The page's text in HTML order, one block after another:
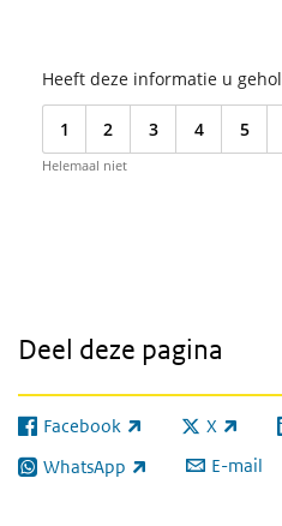
Heeft deze informatie u
1 2 3 4 5
Helemaal niet
Deel deze pagina
Facebook
(externe link) X
(externe
WhatsApp
(externe link) E-mail